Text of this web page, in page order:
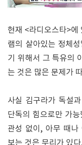
현재 <라디오스타>에
램의 살아있는 정체
기 위해서 그 특유의
는 것은 많은 문제가
사실 김구라가 독설
단독의 힘으로만 가
관성 없이, 아무 때나
보는 것은 무리가 있다.